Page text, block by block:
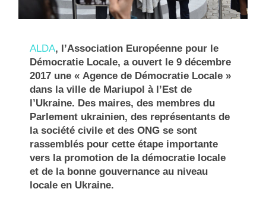
ALDA, l’Association Européenne pour le
Démocratie Locale, a ouvert le 9 décembre
2017 une « Agence de Démocratie Locale »
dans la ville de Mariupol à l’Est de
l’Ukraine. Des maires, des membres du
Parlement ukrainien, des représentants de
la société civile et des ONG se sont
rassemblés pour cette étape importante
vers la promotion de la démocratie locale
et de la bonne gouvernance au niveau
locale en Ukraine.